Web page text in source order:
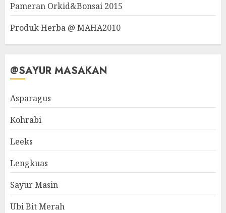
Pameran Orkid&Bonsai 2015
Produk Herba @ MAHA2010
@SAYUR MASAKAN
Asparagus
Kohrabi
Leeks
Lengkuas
Sayur Masin
Ubi Bit Merah